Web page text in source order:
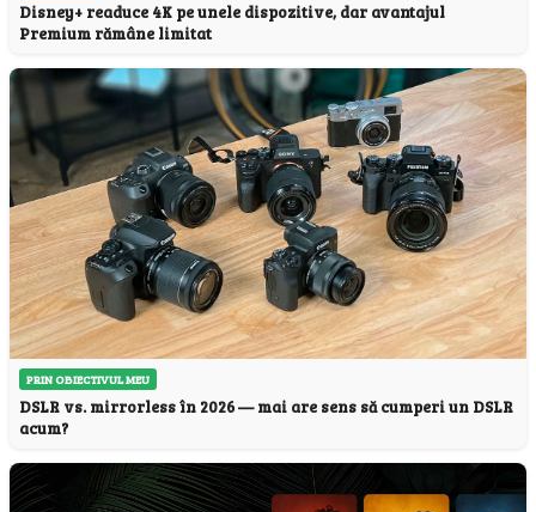
Disney+ readuce 4K pe unele dispozitive, dar avantajul
Premium rămâne limitat
PRIN OBIECTIVUL MEU
DSLR vs. mirrorless în 2026 — mai are sens să cumperi un DSLR
acum?